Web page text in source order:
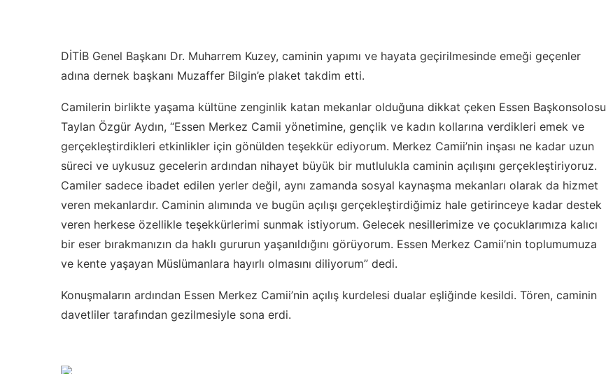
DİTİB Genel Başkanı Dr. Muharrem Kuzey, caminin yapımı ve hayata geçirilmesinde emeği geçenler
adına dernek başkanı Muzaffer Bilgin’e plaket takdim etti.
Camilerin birlikte yaşama kültüne zenginlik katan mekanlar olduğuna dikkat çeken Essen Başkonsolosu
Taylan Özgür Aydın, “Essen Merkez Camii yönetimine, gençlik ve kadın kollarına verdikleri emek ve
gerçekleştirdikleri etkinlikler için gönülden teşekkür ediyorum. Merkez Camii’nin inşası ne kadar uzun
süreci ve uykusuz gecelerin ardından nihayet büyük bir mutlulukla caminin açılışını gerçekleştiriyoruz.
Camiler sadece ibadet edilen yerler değil, aynı zamanda sosyal kaynaşma mekanları olarak da hizmet
veren mekanlardır. Caminin alımında ve bugün açılışı gerçekleştirdiğimiz hale getirinceye kadar destek
veren herkese özellikle teşekkürlerimi sunmak istiyorum. Gelecek nesillerimize ve çocuklarımıza kalıcı
bir eser bırakmanızın da haklı gururun yaşanıldığını görüyorum. Essen Merkez Camii’nin toplumumuza
ve kente yaşayan Müslümanlara hayırlı olmasını diliyorum” dedi.
Konuşmaların ardından Essen Merkez Camii’nin açılış kurdelesi dualar eşliğinde kesildi. Tören, caminin
davetliler tarafından gezilmesiyle sona erdi.